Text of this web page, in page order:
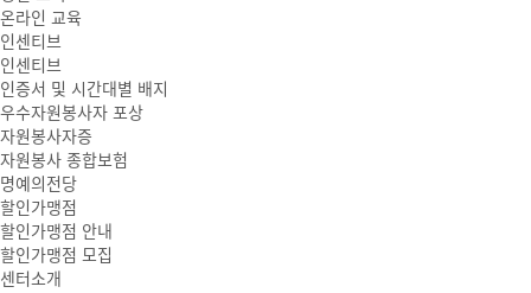
온라인 교육
인센티브
인센티브
인증서 및 시간대별 배지
우수자원봉사자 포상
자원봉사자증
자원봉사 종합보험
명예의전당
할인가맹점
할인가맹점 안내
할인가맹점 모집
센터소개